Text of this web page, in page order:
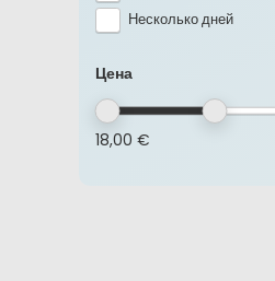
Несколько дней
Цена
18,00 €